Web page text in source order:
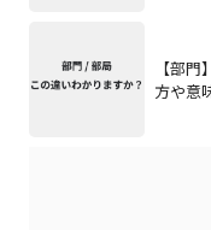
【部
方や意